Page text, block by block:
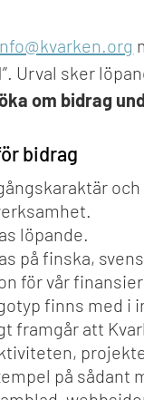
Urval sker
om bidrag
bidrag
löpande.
på finska,
för vår
finns med i
framgår att
på sådant